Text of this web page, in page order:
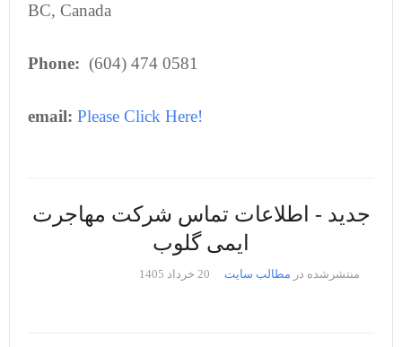
BC, Canada
Phone: (604) 474 0581
email: Please Click Here!
جدید - اطلاعات تماس شرکت مهاجرت
ایمی گلوب
منتشرشده در مطالب سایت 20 خرداد 1405